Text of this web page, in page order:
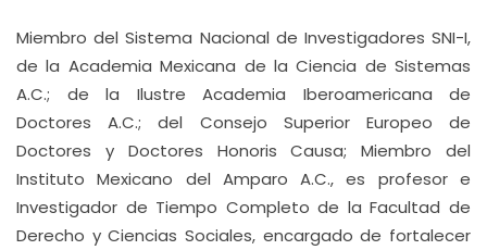
Miembro del Sistema Nacional de Investigadores SNI-I,
de la Academia Mexicana de la Ciencia de Sistemas
A.C.; de la Ilustre Academia Iberoamericana de
Doctores A.C.; del Consejo Superior Europeo de
Doctores y Doctores Honoris Causa; Miembro del
Instituto Mexicano del Amparo A.C., es profesor e
Investigador de Tiempo Completo de la Facultad de
Derecho y Ciencias Sociales, encargado de fortalecer